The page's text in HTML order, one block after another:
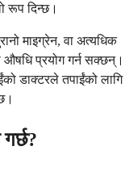
रूप दिन्छ।
माइग्रेन, वा अत्यधिक
प्रयोग गर्न सक्छन्।
डाक्टरले तपाईंको लागि